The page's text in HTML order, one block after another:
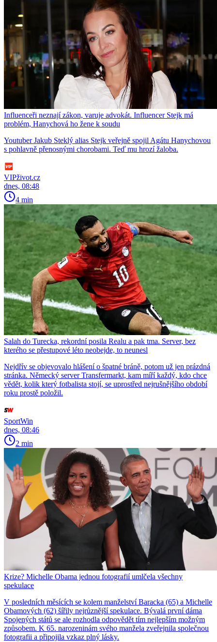
Influenceři neznají zákon, varuje advokát. Influencer Stejk má
problém, Hanychová ho žene k soudu
Youtuber Jakub Steklý alias Stejk veřejně spojil Agátu Hanychovou
s pohlavně přenosnými chorobami. Teď mu hrozí žaloba.
VIPživot.cz
dnes, 08:48
4 min
Salah do Turecka, rekordní posila Realu a pak tma. Server, bez
kterého se přestupové léto neobejde, to neunesl
Nejdřív se objevovalo hlášení o špatné bráně, potom už jen prázdná
stránka. Německý server Transfermarkt, kam míří každý, kdo chce
vědět, kolik který fotbalista stojí, se uprostřed nejrušnějšího období
roku prostě položil.
SportWin
dnes, 08:46
2 min
Krize? Michelle Obama jednou fotografií umlčela všechny
spekulace
V posledních měsících se kolem manželství Baracka (65) a Michelle
Obamových (62) šířily nejrůznější spekulace. Bývalá první dáma
Spojených států se ale rozhodla odpovědět tím nejlepším možným
způsobem. K 65. narozeninám svého manžela zveřejnila společnou
fotografii a připojila vzkaz plný lásky.